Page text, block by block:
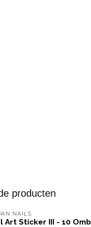
producten
NAILS
Art Sticker III - 10